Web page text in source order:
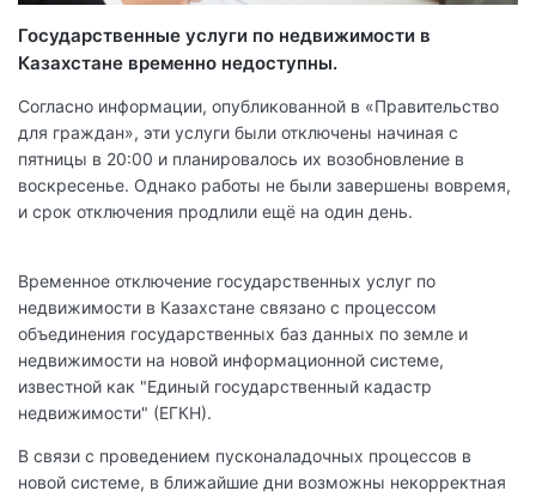
Государственные услуги по недвижимости в
Казахстане временно недоступны.
Согласно информации, опубликованной в «Правительство
для граждан», эти услуги были отключены начиная с
пятницы в 20:00 и планировалось их возобновление в
воскресенье. Однако работы не были завершены вовремя,
и срок отключения продлили ещё на один день.
Временное отключение государственных услуг по
недвижимости в Казахстане связано с процессом
объединения государственных баз данных по земле и
недвижимости на новой информационной системе,
известной как "Единый государственный кадастр
недвижимости" (ЕГКН).
В связи с проведением пусконаладочных процессов в
новой системе, в ближайшие дни возможны некорректная